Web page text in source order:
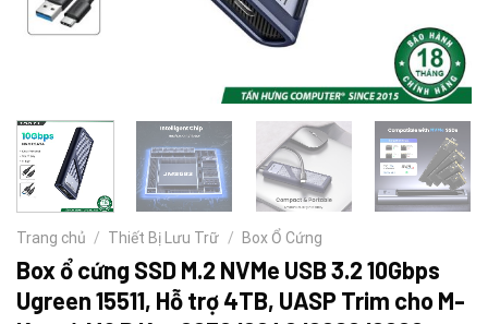
Trang chủ / Thiết Bị Lưu Trữ / Box Ổ Cứng
Box ổ cứng SSD M.2 NVMe USB 3.2 10Gbps
Ugreen 15511, Hỗ trợ 4TB, UASP Trim cho M-